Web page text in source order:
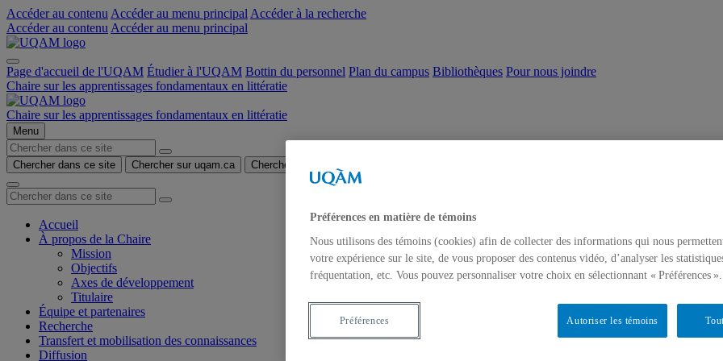
Accéder au contenu Accéder au menu principal Accéder à la recherche
Accéder au contenu Accéder au menu principal
Page d'accueil de l'UQAM Étudier à l'UQAM Bottin du personnel Plan du campus Bibliothèques Pour nous joindre
Chaire sur les apprentissages fondamentaux en littératie
Chaire sur les apprentissages fondamentaux en littératie
Menu
Chercher dans ce site Chercher sur uqam.ca Chercher sur le web
Accueil
À propos de la Chaire
Mission
Objectifs
Axes de développement
Titulaire
Équipe et partenaires
Recherche
Transfert et mobilisation des connaissances
Diffusion
Préférences en matière de témoins
Nous utilisons des témoins (cookies) afin de collecter des informations qui nous
votre expérience sur le site, de vous proposer des contenus vidéo, d’analyser les
fréquentation, etc. Vous pouvez personnaliser votre choix en sélectionnant « Préférences ».
Autoriser les témoins
Préférences